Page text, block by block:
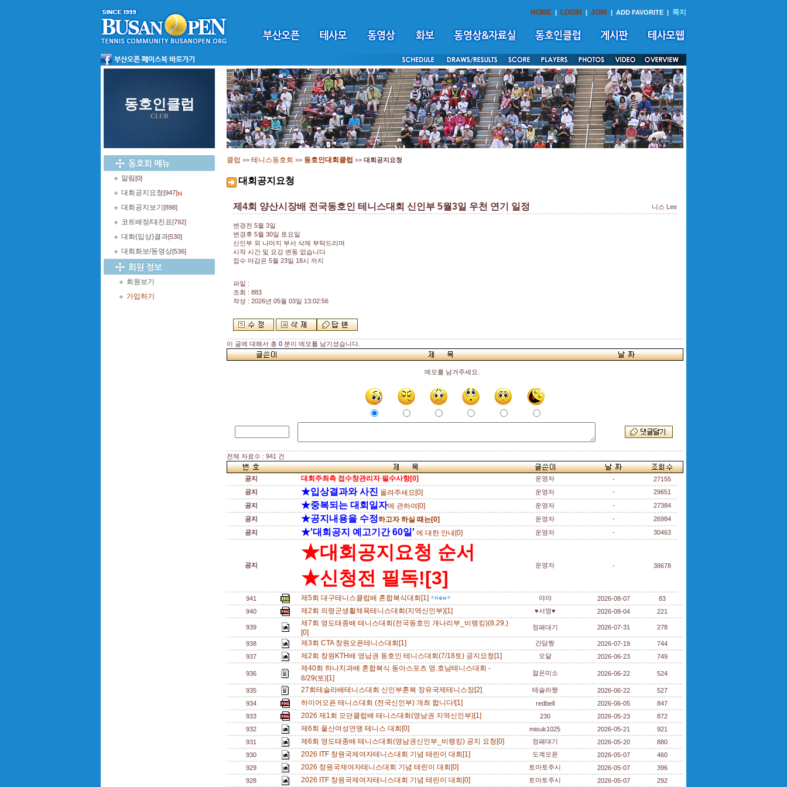
HOME | LOGIN | JOIN | ADD FAVORITE | 쪽지
동호인클럽
CLUB
알림[0]
대회공지요청[947]
대회공지보기 [898]
코트배정/대진표[792]
대회(입상)결과[530]
대회화보/동영상[536]
회원보기
가입하기
클럽 >> 테니스동호회 >> 동호인대회클럽 >> 대회공지요청
대회공지요청
제4회 양산시장배 전국동호인 테니스대회 신인부 5월3일 우천 연기 일정 니스 Lee
변경전 5월 3일
변경후 5월 30일 토요일
신인부 외 나머지 부서 삭제 부탁드리며
시작 시간 및 요강 변동 없습니다
접수 마감은 5월 23일 18시 까지
파일 :
조회 : 883
작성 : 2026년 05월 03일 13:02:56
이 글에 대해서 총 0 분이 메모를 남기셨습니다.
메모를 남겨주세요.
전체 자료수 : 941 건
공지 대회주최측 접수창관리자 필수사항[0] 운영자 -
27155
공지
★입상결과와 사진 올려주세요[0] 운영자 -
29651
공지
★중복되는 대회일자에 관하여[0] 운영자 -
27384
공지
★공지내용을 수정하고자 하실 때는[0] 운영자 -
26984
공지
★'대회공지 예고기간 60일' 에 대한 안내[0] 운영자 - 30463
공지
★대회공지요청 순서
★신청전 필독![3]
운영자 - 38678
941 제5회 대구테니스클럽배 혼합복식대회[1] 야야 2026-08-07
83
940
제2회 의령군생활체육테니스대회(지역신인부)[1] ♥서영♥ 2026-08-04 221
939
제7회 영도태종배 테니스대회(전국동호인 개나리부_비랭킹)(8.29.)
[0]
정패대기 2026-07-31 278
938 제3회 CTA 창원오픈테니스대회[1] 간담짱 2026-07-19
744
937
제2회 창원KTH배 영남권 동호인 테니스대회(7/18토) 공지요청[1] 오달 2026-06-23 749
936
제40회 하나치과배 혼합복식 동아스포츠 영.호남테니스대회 -
8/29(토)[1]
젊은미소 2026-06-22 524
935 27회테슬라배테니스대회 신인부혼복 장유국제테니스장[2] 테슬라짱 2026-06-22
527
934
하이어오픈 테니스대회 (전국신인부) 개최 합니다![1] redbell 2026-06-05
847
933
2026 제1회 모던클럽배 테니스대회(영남권 지역신인부)[1] 230 2026-05-23
872
932
제6회 울산여성연맹 테니스 대회[0] misuk1025 2026-05-21
921
931
제6회 영도태종배 테니스대회(영남권신인부_비랭킹) 공지 요청[0] 정패대기 2026-05-20
880
930
2026 ITF 창원국제여자테니스대회 기념 테린이 대회[1] 도계오픈 2026-05-07
460
929
2026 창원국제여자테니스대회 기념 테린이 대회[0] 토마토주시 2026-05-07
396
928
2026 ITF 창원국제여자테니스대회 기념 테린이 대회[0] 토마토주시 2026-05-07 292